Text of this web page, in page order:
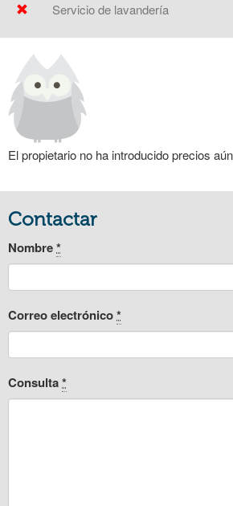
Servicio de lavandería
El propietario no ha introducido precios aún
Contactar
Nombre*
Correo electrónico*
Consulta*